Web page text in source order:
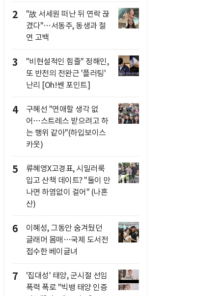
2
"故 서세원 떠난 뒤 연락 끊
겼다"…서동주, 동생과 절
연 고백
3
"비현설적인 힘줄" 정해인,
또 반전의 전완근 '플러팅'
난리 [Oh!쎈 포인트]
4
구혜선 "연애할 생각 없
어…스트레스 받으려고 하
는 행위 같아"(하입보이스
카웃)
5
류혜영X고경표, 시밀러룩
입고 산책 데이트? "둘이 만
나면 하염없이 걸어" (나혼
산)
6
이혜성, 그동안 숨겨뒀던
글래머 몸매…국제 도서전
접수한 베이글녀
7
'집대성' 태양, 군시절 선임
폭력 폭로 "빅뱅 태양 인증